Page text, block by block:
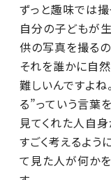
ずっと趣味では
自分の子どもが
供の写真を撮る
それを誰かに自
難しいんですよ
る”っていう言葉
見てくれた人自
すごく考えるよう
て見た人が何か